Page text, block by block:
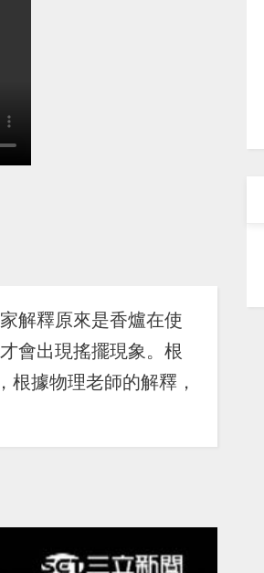
解釋原來是香爐在使
會出現搖擺現象。根
根據物理老師的解釋，